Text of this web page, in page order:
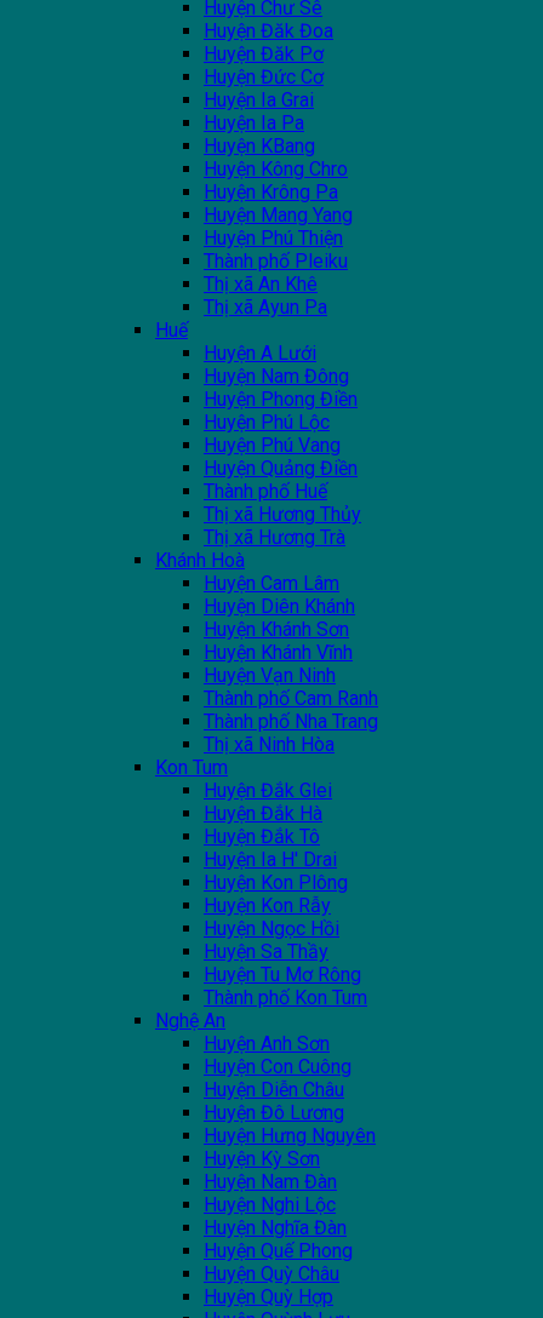
Huyện Chư Sê
Huyện Đăk Đoa
Huyện Đăk Pơ
Huyện Đức Cơ
Huyện Ia Grai
Huyện Ia Pa
Huyện KBang
Huyện Kông Chro
Huyện Krông Pa
Huyện Mang Yang
Huyện Phú Thiện
Thành phố Pleiku
Thị xã An Khê
Thị xã Ayun Pa
Huế
Huyện A Lưới
Huyện Nam Đông
Huyện Phong Điền
Huyện Phú Lộc
Huyện Phú Vang
Huyện Quảng Điền
Thành phố Huế
Thị xã Hương Thủy
Thị xã Hương Trà
Khánh Hoà
Huyện Cam Lâm
Huyện Diên Khánh
Huyện Khánh Sơn
Huyện Khánh Vĩnh
Huyện Vạn Ninh
Thành phố Cam Ranh
Thành phố Nha Trang
Thị xã Ninh Hòa
Kon Tum
Huyện Đắk Glei
Huyện Đắk Hà
Huyện Đắk Tô
Huyện Ia H' Drai
Huyện Kon Plông
Huyện Kon Rẫy
Huyện Ngọc Hồi
Huyện Sa Thầy
Huyện Tu Mơ Rông
Thành phố Kon Tum
Nghệ An
Huyện Anh Sơn
Huyện Con Cuông
Huyện Diễn Châu
Huyện Đô Lương
Huyện Hưng Nguyên
Huyện Kỳ Sơn
Huyện Nam Đàn
Huyện Nghi Lộc
Huyện Nghĩa Đàn
Huyện Quế Phong
Huyện Quỳ Châu
Huyện Quỳ Hợp